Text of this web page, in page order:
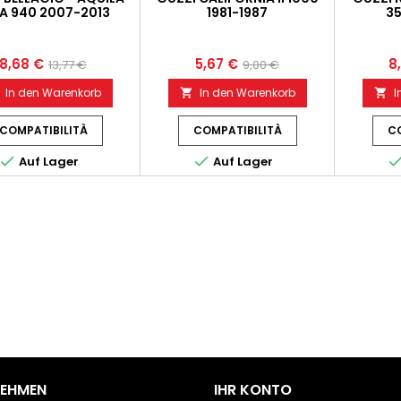
940 2007-2013
8,68 € 13,77 €
In den Warenkorb
COMPATIBILITÀ
 Auf Lager
1981-1987
5,67 € 9,00 €
 In den Warenkorb
COMPATIBILITÀ
 Auf Lager

IHR KONTO